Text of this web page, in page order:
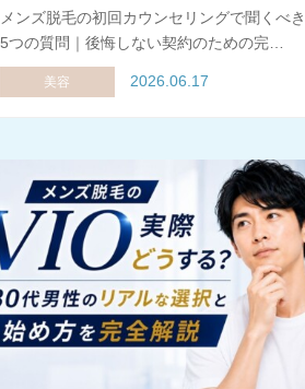
メンズ脱毛の初回カウンセリングで聞くべき
5つの質問｜後悔しない契約のための完…
美容 2026.06.17